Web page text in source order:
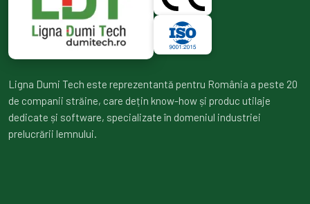
Ligna Dumi Tech este reprezentantă pentru România a peste 20
de companii străine, care dețin know-how și produc utilaje
dedicate și software, specializate în domeniul industriei
prelucrării lemnului.